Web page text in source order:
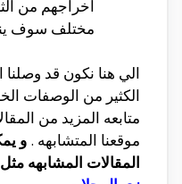
اخراجهم من
مختلف سوف
الي هنا نكون قد وصلنا
الكثير من الوصفات
متابعه المزيد من
موقعنا المتشابهه . و
المقالات المشابهه مثل